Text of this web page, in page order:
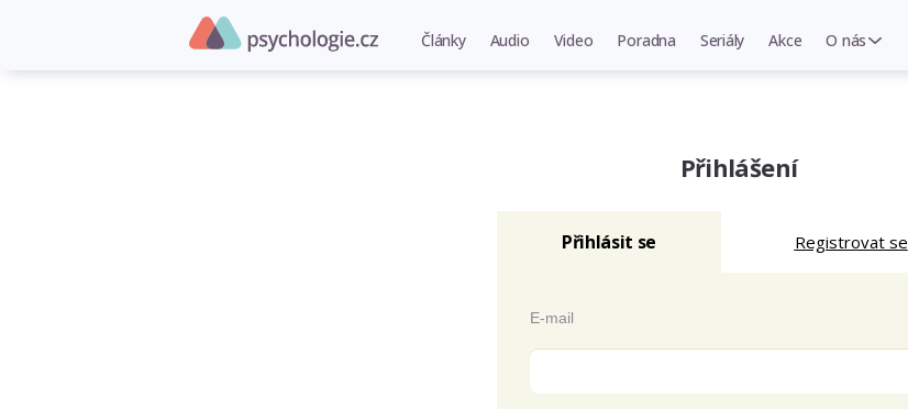
Články Audio Video Poradna Seriály Akce O nás
Přihlášení
Přihlásit se Registrovat se
E-mail